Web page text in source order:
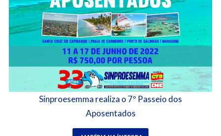
Sinproesemma realiza o 7º Passeio dos
Aposentados